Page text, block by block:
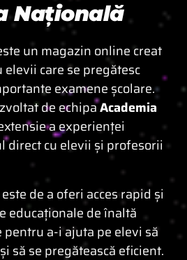
Națională
un magazin online creat
care se pregătesc
examene școlare.
de echipaAcademia
a experienței
direct cu elevii și profesorii
de a oferi acces rapid și
educaționale de înaltă
pentru a-i ajuta pe elevi să
să se pregătească eficient.